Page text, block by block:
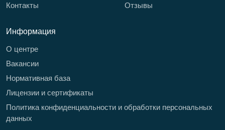
Контакты
Отзывы
Информация
О центре
Вакансии
Нормативная база
Лицензии и сертификаты
Политика конфиденциальности и обработки персональных
данных